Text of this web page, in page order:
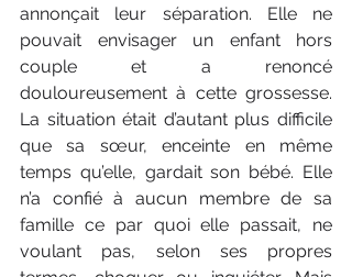
annonçait leur séparation. Elle ne
pouvait envisager un enfant hors
couple et a renoncé
douloureusement à cette grossesse.
La situation était d’autant plus difficile
que sa sœur, enceinte en même
temps qu’elle, gardait son bébé. Elle
n’a confié à aucun membre de sa
famille ce par quoi elle passait, ne
voulant pas, selon ses propres